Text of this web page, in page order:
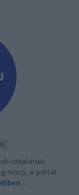
oldalának
nincs, a portál